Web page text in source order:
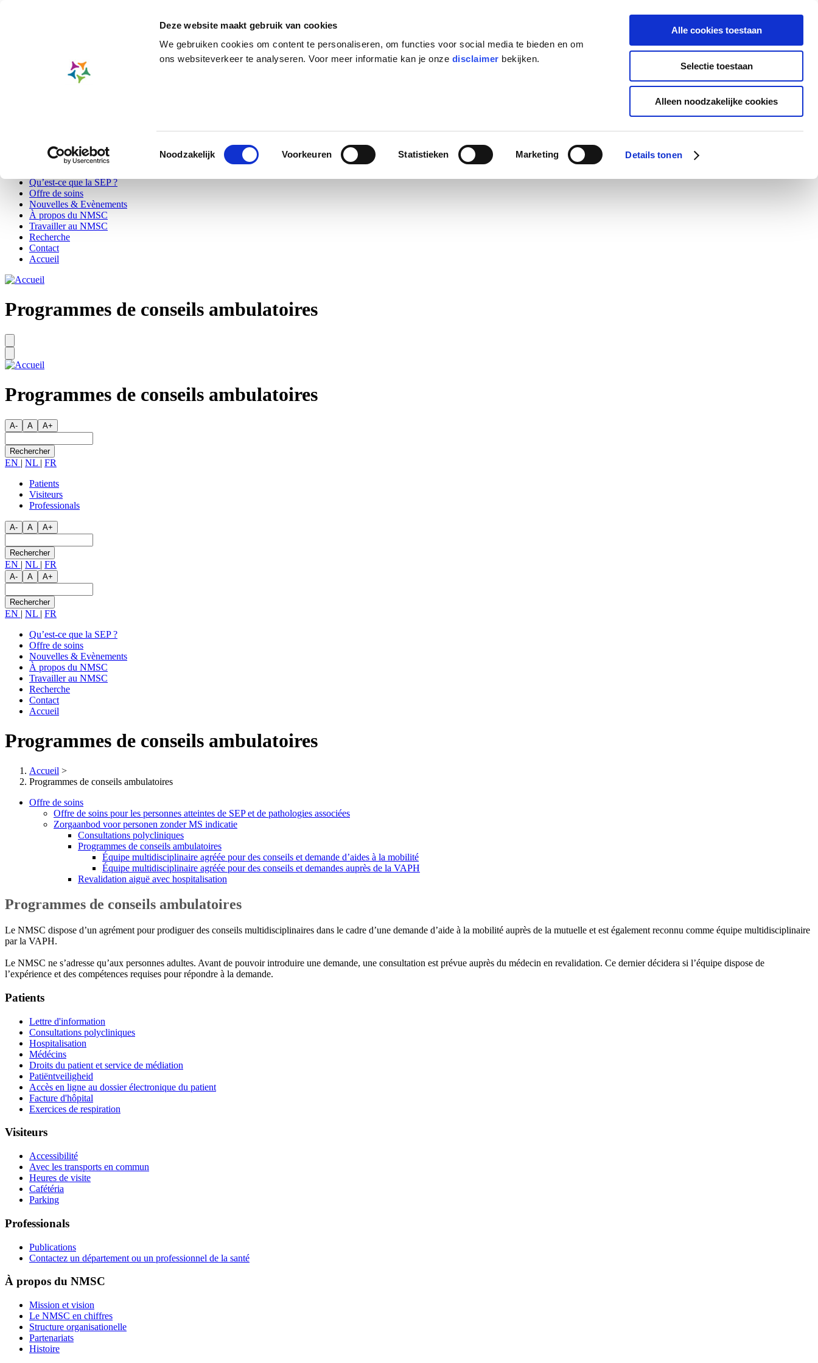
Deze website maakt gebruik van cookies
We gebruiken cookies om content te personaliseren, om functies voor social media te bieden en om
ons websiteverkeer te analyseren. Voor meer informatie kan je onze disclaimer bekijken.
Toestemmingsselectie
Noodzakelijk Voorkeuren Statistieken Marketing Details tonen
Alle cookies toestaan
Selectie toestaan
Alleen noodzakelijke cookies
Programmes de conseils ambulatoires
Secondary
Visiteurs
Professionals
Main
navigation
Qu’est-ce que la SEP ?
Offre de soins
Nouvelles & Evènements
À propos du NMSC
Travailler au NMSC
Recherche
Contact
Accueil
Programmes de conseils ambulatoires
Programmes de conseils ambulatoires
A- A A+
EN | NL | FR
Secondary
menu
Patients
Visiteurs
Professionals
A- A A+
EN | NL | FR
A- A A+
EN | NL | FR
Main
navigation
Qu’est-ce que la SEP ?
Offre de soins
Nouvelles & Evènements
À propos du NMSC
Travailler au NMSC
Recherche
Contact
Accueil
Programmes de conseils ambulatoires
Accueil >
Programmes de conseils ambulatoires
Offre de soins
Offre de soins pour les personnes atteintes de SEP et de pathologies associées
Zorgaanbod voor personen zonder MS indicatie
Consultations polycliniques
Programmes de conseils ambulatoires
Équipe multidisciplinaire agréée pour des conseils et demande d’aides à la mobilité
Équipe multidisciplinaire agréée pour des conseils et demandes auprès de la VAPH
Revalidation aiguë avec hospitalisation
Programmes de conseils ambulatoires
Le NMSC dispose d’un agrément pour prodiguer des conseils multidisciplinaires dans le cadre d’une demande d’aide à la mobilité auprès de la mutuelle et est également reconnu comme équipe multidisciplinaire
par la VAPH.
Le NMSC ne s’adresse qu’aux personnes adultes. Avant de pouvoir introduire une demande, une consultation est prévue auprès du médecin en revalidation. Ce dernier décidera si l’équipe dispose de
l’expérience et des compétences requises pour répondre à la demande.
Patients
Lettre d'information
Consultations polycliniques
Hospitalisation
Médécins
Droits du patient et service de médiation
Patiëntveiligheid
Accès en ligne au dossier électronique du patient
Facture d'hôpital
Exercices de respiration
Visiteurs
Accessibilité
Avec les transports en commun
Heures de visite
Cafétéria
Parking
Professionals
Publications
Contactez un département ou un professionnel de la santé
À propos du NMSC
Mission et vision
Le NMSC en chiffres
Structure organisationelle
Partenariats
Histoire